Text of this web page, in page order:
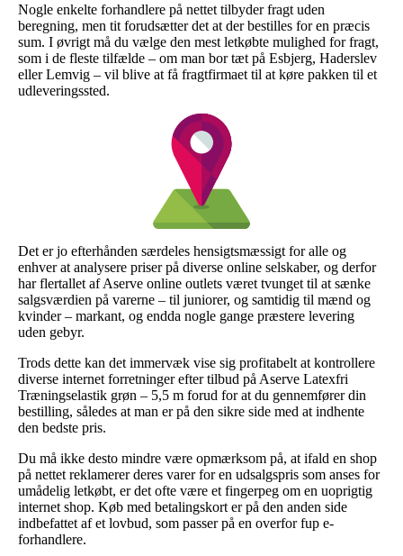
Nogle enkelte forhandlere på nettet tilbyder fragt uden
beregning, men tit forudsætter det at der bestilles for en præcis
sum. I øvrigt må du vælge den mest letkøbte mulighed for fragt,
som i de fleste tilfælde – om man bor tæt på Esbjerg, Haderslev
eller Lemvig – vil blive at få fragtfirmaet til at køre pakken til et
udleveringssted.
Det er jo efterhånden særdeles hensigtsmæssigt for alle og
enhver at analysere priser på diverse online selskaber, og derfor
har flertallet af Aserve online outlets været tvunget til at sænke
salgsværdien på varerne – til juniorer, og samtidig til mænd og
kvinder – markant, og endda nogle gange præstere levering
uden gebyr.
Trods dette kan det immervæk vise sig profitabelt at kontrollere
diverse internet forretninger efter tilbud på Aserve Latexfri
Træningselastik grøn – 5,5 m forud for at du gennemfører din
bestilling, således at man er på den sikre side med at indhente
den bedste pris.
Du må ikke desto mindre være opmærksom på, at ifald en shop
på nettet reklamerer deres varer for en udsalgspris som anses for
umådelig letkøbt, er det ofte være et fingerpeg om en uoprigtig
internet shop. Køb med betalingskort er på den anden side
indbefattet af et lovbud, som passer på en overfor fup e-
forhandlere.